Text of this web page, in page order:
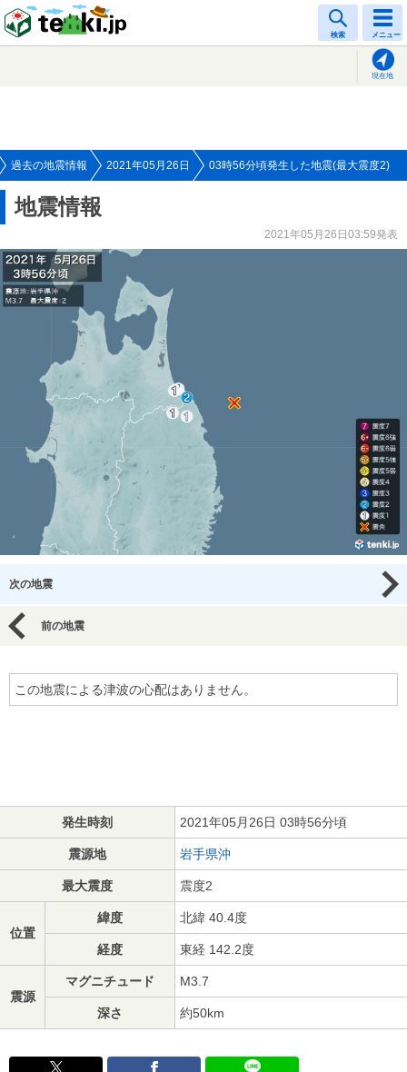
検索 メニュー
現在地
過去の地震情報 2021年05月26日 03時56分頃発生した地震(最大震度2)
地震情報
2021年05月26日03:59発表
次の地震
前の地震
この地震による津波の心配はありません。
発生時刻 2021年05月26日 03時56分頃
震源地 岩手県沖
最大震度 震度2
位置
緯度 北緯 40.4度
経度 東経 142.2度
震源
マグニチュード M3.7
深さ 約50km